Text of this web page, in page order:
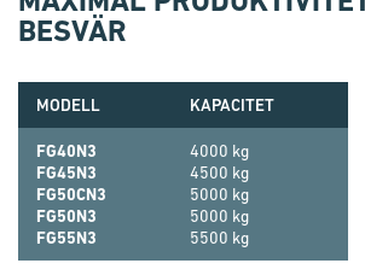
BESVÄR
MODELL KAPACITET
FG40N3
4000 kg
FG45N3
4500 kg
FG50CN3
5000 kg
FG50N3
5000 kg
FG55N3
5500 kg